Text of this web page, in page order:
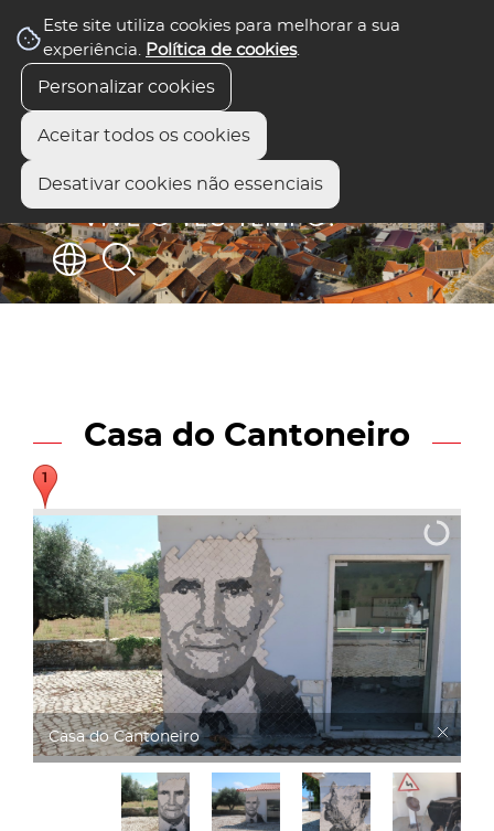
Este site utiliza cookies para melhorar a sua
experiência. Política de cookies.
Personalizar cookies
Aceitar todos os cookies
Desativar cookies não essenciais
Casa do Cantoneiro
Casa do Cantoneiro